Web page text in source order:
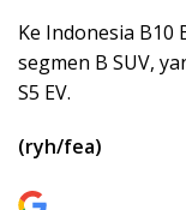
Ke Indonesia B10
segmen B SUV,
S5 EV.
(ryh/fea)